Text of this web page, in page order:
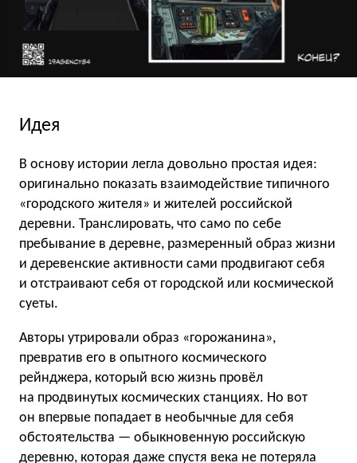
Идея
В основу истории легла довольно простая идея:
оригинально показать взаимодействие типичного
«городского жителя» и жителей российской
деревни. Транслировать, что само по себе
пребывание в деревне, размеренный образ жизни
и деревенские активности сами продвигают себя
и отстраивают себя от городской или космической
суеты.
Авторы утрировали образ «горожанина»,
превратив его в опытного космического
рейнджера, который всю жизнь провёл
на продвинутых космических станциях. Но вот
он впервые попадает в необычные для себя
обстоятельства — обыкновенную российскую
деревню, которая даже спустя века не потеряла